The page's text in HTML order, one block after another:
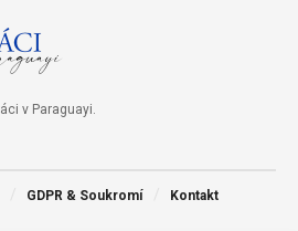
v Paraguayi.
GDPR & Soukromí Kontakt